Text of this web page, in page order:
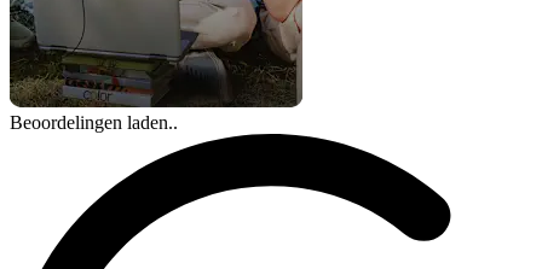
Beoordelingen laden..